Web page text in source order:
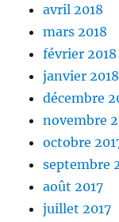
avril 2018
mars 2018
février 2018
janvier 2018
décembre
novembre
octobre
septembre
août 2017
juillet 2017